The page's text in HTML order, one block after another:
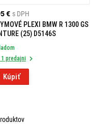
€ s DPH
PLEXI BMW R 1300 GS
(25) D5146S
1 predajni
Kúpiť